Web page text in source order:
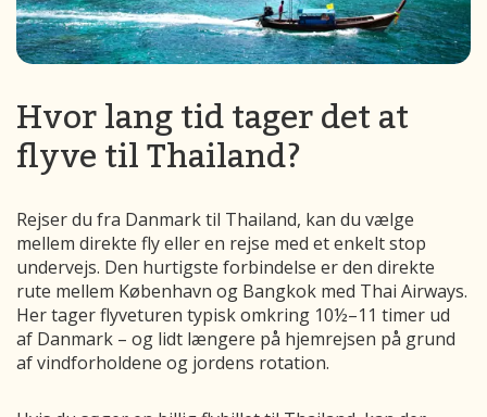
Hvor lang tid tager det at
flyve til Thailand?
Rejser du fra Danmark til Thailand, kan du vælge
mellem direkte fly eller en rejse med et enkelt stop
undervejs. Den hurtigste forbindelse er den direkte
rute mellem København og Bangkok med Thai Airways.
Her tager flyveturen typisk omkring 10½–11 timer ud
af Danmark – og lidt længere på hjemrejsen på grund
af vindforholdene og jordens rotation.